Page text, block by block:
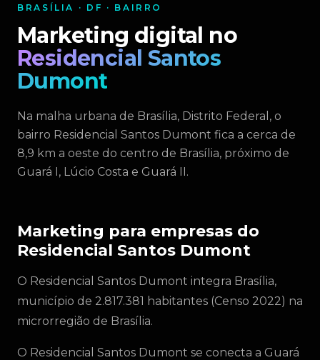
BRASÍLIA · DF · BAIRRO
Marketing digital no
Residencial Santos
Dumont
Na malha urbana de Brasília, Distrito Federal, o
bairro Residencial Santos Dumont fica a cerca de
8,9 km a oeste do centro de Brasília, próximo de
Guará I, Lúcio Costa e Guará II.
Marketing para empresas do
Residencial Santos Dumont
O Residencial Santos Dumont integra Brasília,
município de 2.817.381 habitantes (Censo 2022) na
microrregião de Brasília.
O Residencial Santos Dumont se conecta a Guará